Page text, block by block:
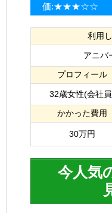
価:★★★☆☆
利用
アニバ
プロフィール
32歳女性(会社
かかった費用
30万円
今人気